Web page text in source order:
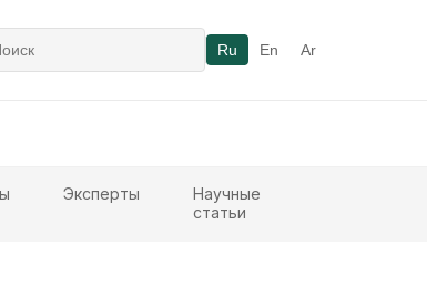
Ru En Ar
Эксперты
Научные
статьи